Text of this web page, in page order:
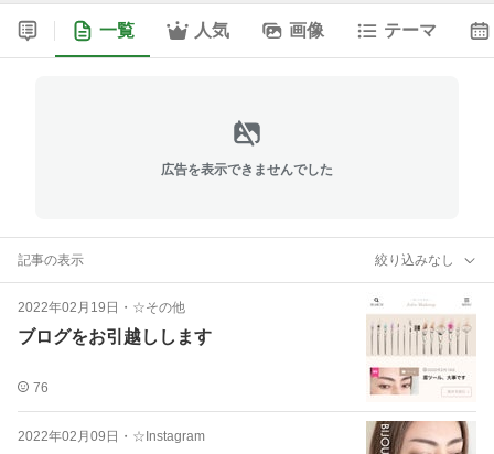
一覧 人気 画像 テーマ
広告を表示できませんでした
記事の表示 絞り込みなし
2022年02月19日 ・ ☆その他
ブログをお引越しします
76
2022年02月09日 ・ ☆Instagram